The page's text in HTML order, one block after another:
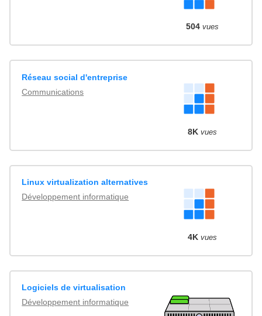
504 vues
Réseau social d'entreprise
Communications
8K vues
Linux virtualization alternatives
Développement informatique
4K vues
Logiciels de virtualisation
Développement informatique